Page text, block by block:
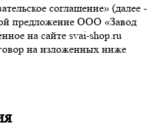
соглашение» (далее -
предложение ООО «Завод
на сайте svai-shop.ru
на изложенных ниже